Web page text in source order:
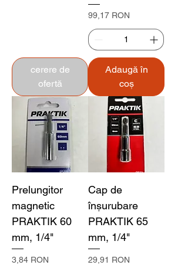
cerere de
ofertă
Preț
99,17 RON
Adaugă în
coș
Prelungitor
magnetic
PRAKTIK 60
mm, 1/4"
Preț
3,84 RON
Cap de
înșurubare
PRAKTIK 65
mm, 1/4"
Preț
29,91 RON